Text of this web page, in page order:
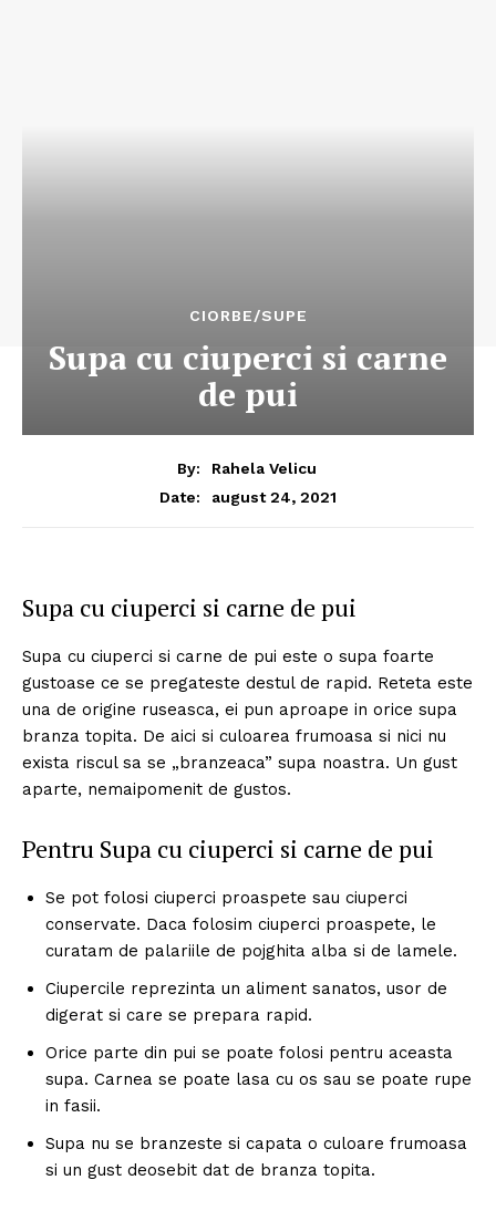
CIORBE/SUPE
Supa cu ciuperci si carne
de pui
By:
Rahela Velicu
Date:
august 24, 2021
Supa cu ciuperci si carne de pui
Supa cu ciuperci si carne de pui este o supa foarte
gustoase ce se pregateste destul de rapid. Reteta este
una de origine ruseasca, ei pun aproape in orice supa
branza topita. De aici si culoarea frumoasa si nici nu
exista riscul sa se „branzeaca” supa noastra. Un gust
aparte, nemaipomenit de gustos.
Pentru Supa cu ciuperci si carne de pui
Se pot folosi ciuperci proaspete sau ciuperci
conservate. Daca folosim ciuperci proaspete, le
curatam de palariile de pojghita alba si de lamele.
Ciupercile reprezinta un aliment sanatos, usor de
digerat si care se prepara rapid.
Orice parte din pui se poate folosi pentru aceasta
supa. Carnea se poate lasa cu os sau se poate rupe
in fasii.
Supa nu se branzeste si capata o culoare frumoasa
si un gust deosebit dat de branza topita.